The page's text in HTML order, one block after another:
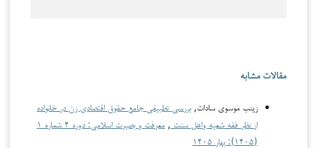
مقالات مشابه
زینب موسوی سادات,بررسی تطبیقی جامع حقوق اقتصادی زن در خانواده
از نظر فقه شعیه واهل سنت ,
معرفت و بصیرت اسلامی: دوره ۴ شماره ۱
(۱۴۰۵): بهار ۱۴۰۵